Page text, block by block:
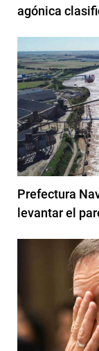
agónica
Prefectura
levantar el